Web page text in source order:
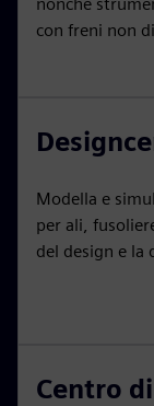
con freni non
Modella e
per ali,
del design e la
Centro